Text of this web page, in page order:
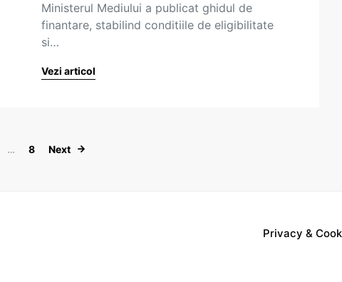
Ministerul Mediului a publicat ghidul de
finantare, stabilind conditiile de eligibilitate
si…
Vezi articol
Paginație articole
… 8 Next
Privacy &